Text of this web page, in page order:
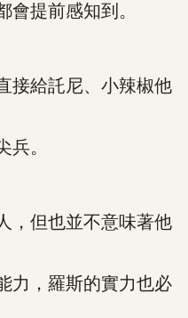
提前感知到。
給託尼、小辣椒他
。
但也並不意味著他
，羅斯的實力也必